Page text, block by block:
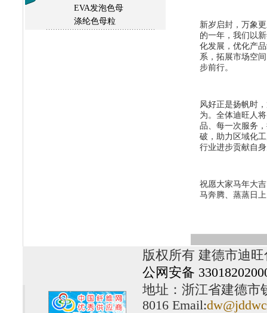
新岁启封，万象
的一年，我们以
化发展，优化产
系，拓展市场空
步前行。
风好正是扬帆时
为。全体迪旺人
品、每一次服务
破，助力区域化
行业进步贡献自
祝愿大家马年大
马奔腾、蒸蒸日
EVA发泡色母
涤纶色母粒
版权所有 建德市迪
公网安备
地址：浙江省建德市
8016 Email: